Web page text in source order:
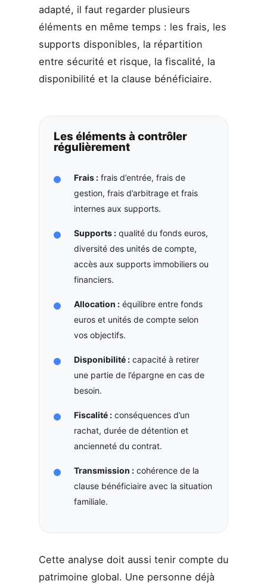
adapté, il faut regarder plusieurs
éléments en même temps : les frais, les
supports disponibles, la répartition
entre sécurité et risque, la fiscalité, la
disponibilité et la clause bénéficiaire.
Les éléments à contrôler
régulièrement
Frais :frais d’entrée, frais de
gestion, frais d’arbitrage et frais
internes aux supports.
Supports :qualité du fonds euros,
diversité des unités de compte,
accès aux supports immobiliers ou
financiers.
Allocation :équilibre entre fonds
euros et unités de compte selon
vos objectifs.
Disponibilité :capacité à retirer
une partie de l’épargne en cas de
besoin.
Fiscalité :conséquences d’un
rachat, durée de détention et
ancienneté du contrat.
Transmission :cohérence de la
clause bénéficiaire avec la situation
familiale.
Cette analyse doit aussi tenir compte du
patrimoine global. Une personne déjà